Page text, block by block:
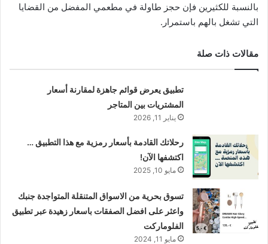
بالنسبة للكثيرين فإن حجز طاولة في مطعمي المفضل من القضايا
التي تشغل بالهم باستمرار.
مقالات ذات صلة
تطبيق يعرض قوائم جاهزة لمقارنة أسعار
المشتريات بين المتاجر
يناير 11, 2026
رحلاتك القادمة بأسعار رمزية مع هذا التطبيق …
اكتشفها الآن!
مايو 10, 2025
تسوق بحرية من الاسواق المتنقلة المتواجدة جنبك
واعثر على افضل الصفقات باسعار زهيدة عبر تطبيق
الفلوماركت
مايو 11, 2024